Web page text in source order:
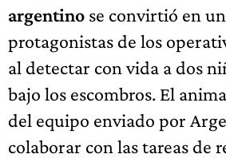
argentino se convirtió en
protagonistas de los
al detectar con vida a dos
bajo los escombros. El
del equipo enviado por
colaborar con las tareas de